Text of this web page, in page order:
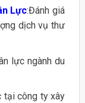
Lực:Đánh giá
dịch vụ thư
lực ngành du
tại công ty xây